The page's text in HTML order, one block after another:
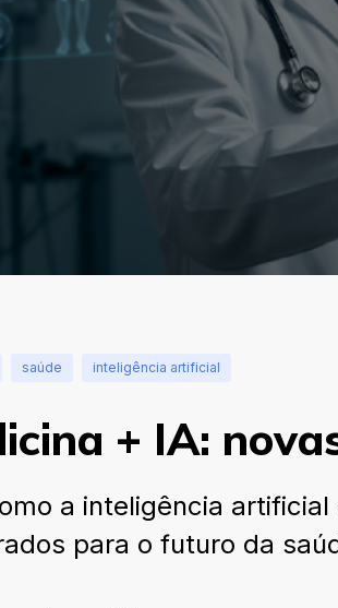
saúde inteligência artificial
+ IA:
a inteligência
para o futuro da